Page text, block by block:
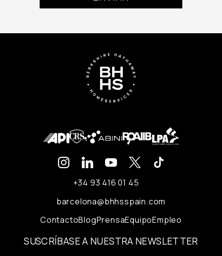
+34 93 416 01 45
barcelona@bhhsspain.com
ContactoBlogPrensaEquipoEmpleo
SUSCRÍBASE A NUESTRA NEWSLETTER